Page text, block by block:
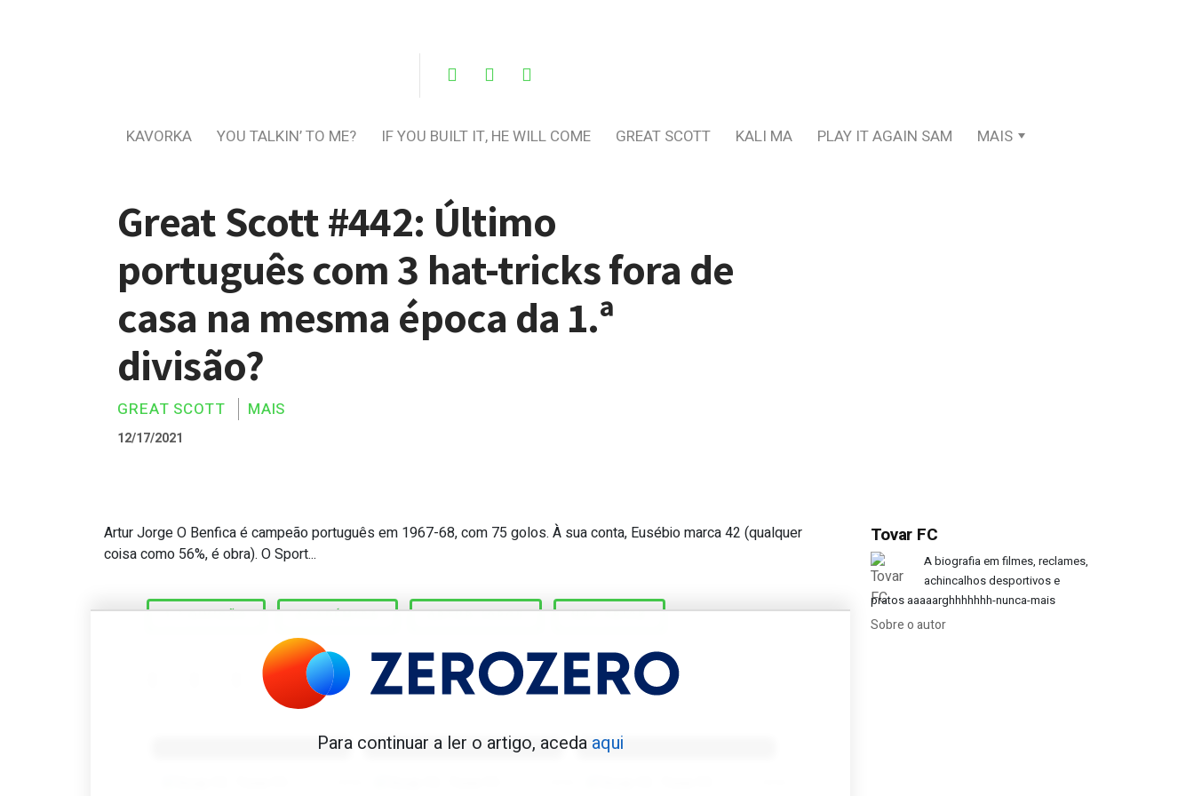
KAVORKA YOU TALKIN’ TO ME? IF YOU BUILT IT, HE WILL COME GREAT SCOTT KALI MA PLAY IT AGAIN SAM MAIS
Great Scott #442: Último
português com 3 hat-tricks fora de
casa na mesma época da 1.ª
divisão?
GREAT SCOTT MAIS
12/17/2021
Great Scott #442: Último português com 3 hat-tricks fora de casa na mesma época da 1.ª divisão?
Artur Jorge O Benfica é campeão português em 1967-68, com 75 golos. À sua conta, Eusébio marca 42 (qualquer
coisa como 56%, é obra). O Sport...
1.ª DIVISÃO ACADÉMICA ARTUR JORGE HAT-TRICK
Para continuar a ler o artigo, aceda aqui
Tovar FC
A biografia em filmes, reclames,
achincalhos desportivos e
pratos aaaaarghhhhhhh-nunca-mais
Sobre o autor